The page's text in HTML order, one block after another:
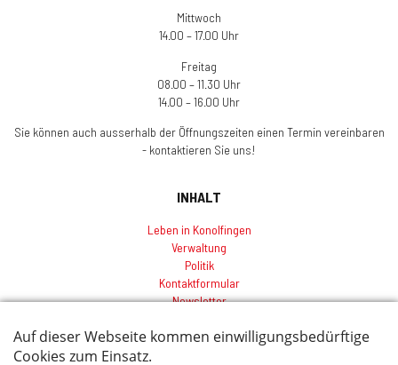
Mittwoch
14.00 – 17.00 Uhr
Freitag
08.00 – 11.30 Uhr
14.00 – 16.00 Uhr
Sie können auch ausserhalb der Öffnungszeiten einen Termin vereinbaren
- kontaktieren Sie uns!
INHALT
Leben in Konolfingen
Verwaltung
Politik
Kontaktformular
Newsletter
Sitemap